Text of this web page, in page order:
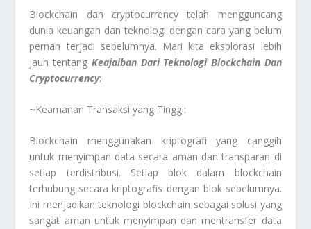
Blockchain dan cryptocurrency telah mengguncang
dunia keuangan dan teknologi dengan cara yang belum
pernah terjadi sebelumnya. Mari kita eksplorasi lebih
jauh tentang Keajaiban Dari Teknologi Blockchain Dan
Cryptocurrency:
~Keamanan Transaksi yang Tinggi:
Blockchain menggunakan kriptografi yang canggih
untuk menyimpan data secara aman dan transparan di
setiap terdistribusi. Setiap blok dalam blockchain
terhubung secara kriptografis dengan blok sebelumnya.
Ini menjadikan teknologi blockchain sebagai solusi yang
sangat aman untuk menyimpan dan mentransfer data